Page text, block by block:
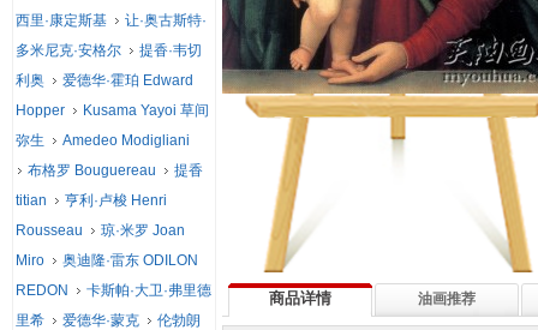
商品详情 油画推荐
西里·康定斯基
让·奥古斯特·
多米尼克·安格尔
提香·韦切
利奥
爱德华·霍珀 Edward
Hopper
Kusama Yayoi 草间
弥生
Amedeo Modigliani
布格罗 Bouguereau
提香
titian
亨利·卢梭 Henri
Rousseau
琼·米罗 Joan
Miro
奥迪隆·雷东 ODILON
REDON
卡斯帕·大卫·弗里德
里希
爱德华·蒙克
伦勃朗